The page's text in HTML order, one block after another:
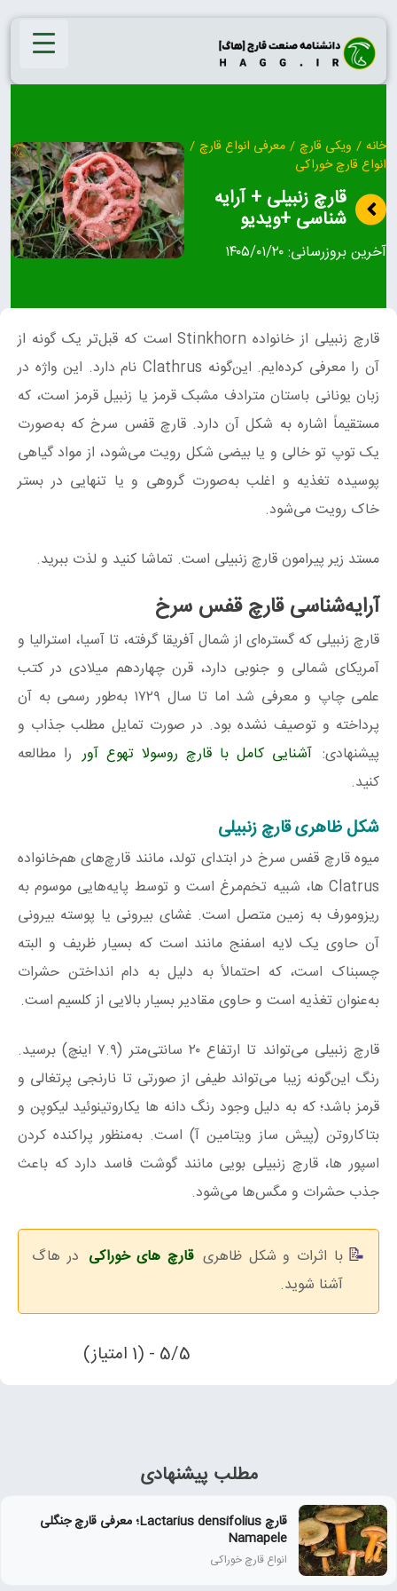
Skip
content
خانه / ویکی قارچ / معرفی انواع قارچ /
انواع قارچ خوراکی
قارچ زنبیلی + آرایه
شناسی +ویدیو
آخرین بروزرسانی:۱۴۰۵/۰۱/۲۰
قارچ زنبیلی از خانواده Stinkhorn است که قبل‌تر یک گونه از
آن را معرفی کرده‌ایم. این‌گونه Clathrus نام دارد. این واژه در
زبان یونانی باستان مترادف مشبک قرمز یا زنبیل قرمز است، که
مستقیماً اشاره به شکل آن دارد. قارچ قفس سرخ که به‌صورت
یک توپ تو خالی و یا بیضی‌ شکل رویت می‌شود، از مواد گیاهی
پوسیده تغذیه و اغلب به‌صورت گروهی و یا تنهایی در بستر
خاک رویت می‌شود.
مستد زیر پیرامون قارچ زنبیلی است. تماشا کنید و لذت ببرید.
آرایه‌شناسی قارچ قفس سرخ
قارچ زنبیلی که گستره‌ای از شمال آفریقا گرفته، تا آسیا، استرالیا و
آمریکای شمالی و جنوبی دارد، قرن چهاردهم میلادی در کتب
علمی چاپ و معرفی شد اما تا سال ۱۷۲۹ به‌طور رسمی به آن
پرداخته و توصیف نشده بود. در صورت تمایل مطلب جذاب و
پیشنهادی: آشنایی کامل با قارچ روسولا تهوع آور را مطالعه
کنید.
شکل ظاهری قارچ زنبیلی
میوه قارچ قفس سرخ در ابتدای تولد، مانند قارچ‌های هم‌خانواده
Clatrus ها، شبیه تخم‌مرغ است و توسط پایه‌هایی موسوم به
ریزومورف به زمین متصل است. غشای بیرونی یا پوسته بیرونی
آن حاوی یک لایه اسفنج مانند است که بسیار ظریف و البته
چسبناک است، که احتمالاً به دلیل به دام انداختن حشرات
به‌عنوان تغذیه است و حاوی مقادیر بسیار بالایی از کلسیم است.
قارچ زنبیلی می‌تواند تا ارتفاع ۲۰ سانتی‌متر (۷.۹ اینچ) برسید.
رنگ این‌گونه زیبا می‌تواند طیفی از صورتی تا نارنجی پرتغالی و
قرمز باشد؛ که به دلیل وجود رنگ‌ دانه ها یکاروتینوئید لیکوپن و
بتاکاروتن (پیش ساز ویتامین آ) است. به‌منظور پراکنده کردن
اسپور ها، قارچ زنبیلی بویی مانند گوشت فاسد دارد که باعث
جذب حشرات و مگس‌ها می‌شود.
با اثرات و شکل ظاهری قارچ های خوراکی در هاگ
آشنا شوید.
5/5 - (1 امتیاز)
مطلب پیشنهادی
قارچ Lactarius densifolius؛ معرفی قارچ جنگلی
Namapele
انواع قارچ خوراکی